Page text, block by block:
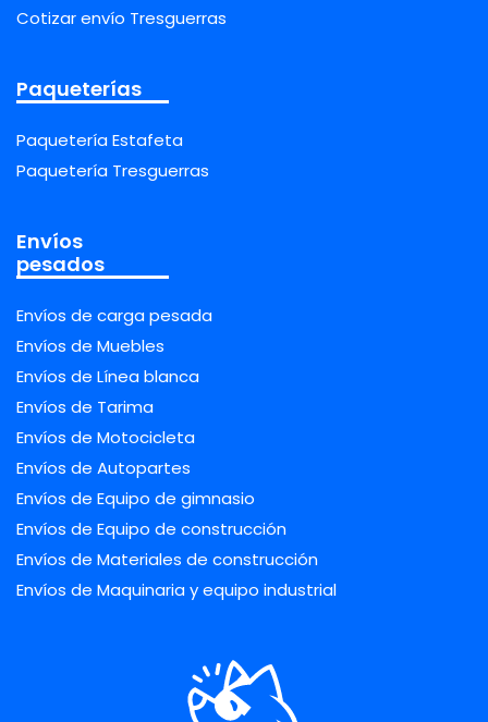
Cotizar envío Tresguerras
Paqueterías
Paquetería Estafeta
Paquetería Tresguerras
Envíos
pesados
Envíos de carga pesada
Envíos de Muebles
Envíos de Línea blanca
Envíos de Tarima
Envíos de Motocicleta
Envíos de Autopartes
Envíos de Equipo de gimnasio
Envíos de Equipo de construcción
Envíos de Materiales de construcción
Envíos de Maquinaria y equipo industrial